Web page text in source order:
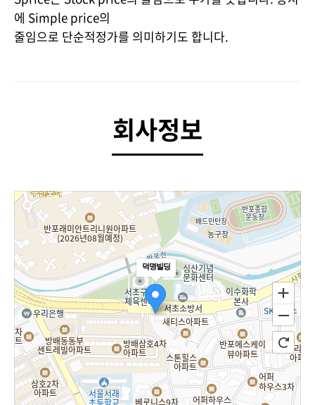
에 Simple price의
줄임으로 단순적정가를 의미하기도 합니다.
회사정보
덕명빌딩